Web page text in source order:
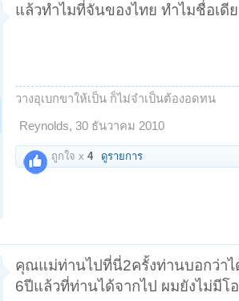
แล้วทำไมที่จันของไทย ทำไมชื่อเ
วางอุเบกขาให้เป็น ก็ไม่จำเป็นต้องอดทน
Reynolds, 30 ธันวาคม 2010
ถูกใจ x 4 ดูรายการ
คุณแม่ท่านไปที่นี่2ครั้งท่านบอกว่าไ
6ปีแล้วที่ท่านได้จากไป ผมยังไม่มีโอ